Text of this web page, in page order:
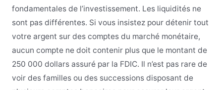
fondamentales de l’investissement. Les liquidités ne
sont pas différentes. Si vous insistez pour détenir tout
votre argent sur des comptes du marché monétaire,
aucun compte ne doit contenir plus que le montant de
250 000 dollars assuré par la FDIC. Il n’est pas rare de
voir des familles ou des successions disposant de